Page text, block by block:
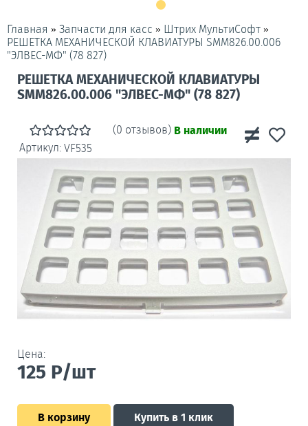
Главная » Запчасти для касс » Штрих МультиСофт »
РЕШЕТКА МЕХАНИЧЕСКОЙ КЛАВИАТУРЫ SMM826.00.006
"ЭЛВЕС-МФ" (78 827)
РЕШЕТКА МЕХАНИЧЕСКОЙ КЛАВИАТУРЫ
SMM826.00.006 "ЭЛВЕС-МФ" (78 827)
(0 отзывов) В наличии
Артикул: VF535
Цена:
125 Р/шт
В корзину Купить в 1 клик